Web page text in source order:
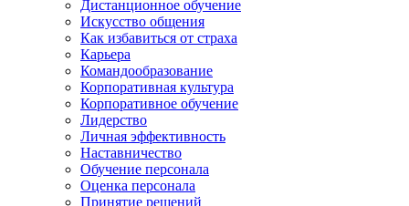
Дистанционное обучение
Искусство общения
Как избавиться от страха
Карьера
Командообразование
Корпоративная культура
Корпоративное обучение
Лидерство
Личная эффективность
Наставничество
Обучение персонала
Оценка персонала
Принятие решений